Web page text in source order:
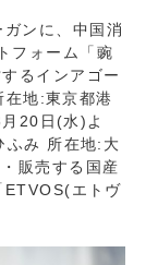
ガンに、中国消
フォーム「豌
るインアゴー
地:東京都港
20日(水)よ
ふみ 所在地:大
販売する国産
ETVOS(エトヴ